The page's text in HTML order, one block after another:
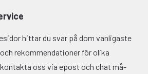
hittar du svar på dom vanligaste
rekommendationer för olika
oss via epost och chat må-